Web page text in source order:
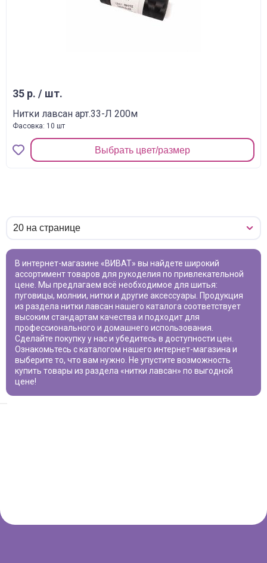
35 р. / шт.
Нитки лавсан арт.33-Л 200м
Фасовка: 10 шт
Выбрать цвет/размер
В интернет-магазине «ВИВАТ» вы найдете широкий
ассортимент товаров для рукоделия по привлекательной
цене. Мы предлагаем всё необходимое для шитья:
пуговицы, молнии, нитки и другие аксессуары. Продукция
из раздела нитки лавсан нашего каталога соответствует
высоким стандартам качества и подходит для
профессионального и домашнего использования.
Сделайте покупку у нас и убедитесь в доступности цен.
Ознакомьтесь с каталогом нашего интернет-магазина и
выберите то, что вам нужно. Не упустите возможность
купить товары из раздела «нитки лавсан» по выгодной
цене!